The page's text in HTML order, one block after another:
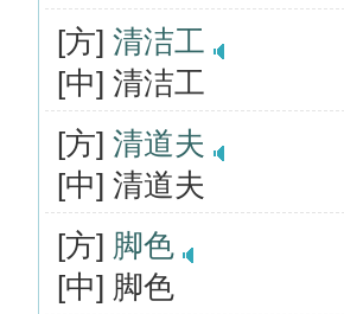
[方] 清洁工
[中] 清洁工
[方] 清道夫
[中] 清道夫
[方] 脚色
[中] 脚色